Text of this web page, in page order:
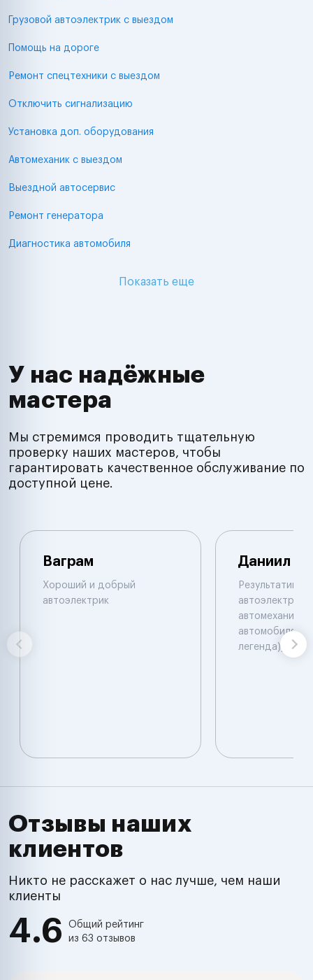
Грузовой автоэлектрик с выездом
Помощь на дороге
Ремонт спецтехники с выездом
Отключить сигнализацию
Установка доп. оборудования
Автомеханик с выездом
Выездной автосервис
Ремонт генератора
Диагностика автомобиля
Показать еще
У нас надёжные
мастера
Мы стремимся проводить тщательную
проверку наших мастеров, чтобы
гарантировать качественное обслуживание по
доступной цене.
Ваграм
Хороший и добрый
автоэлектрик
Даниил
автоэлектрик и
автомеханик
автомобилям.
легенда))
Отзывы наших
клиентов
Никто не расскажет о нас лучше, чем наши
клиенты
4.6
Общий рейтинг
из 63 отзывов